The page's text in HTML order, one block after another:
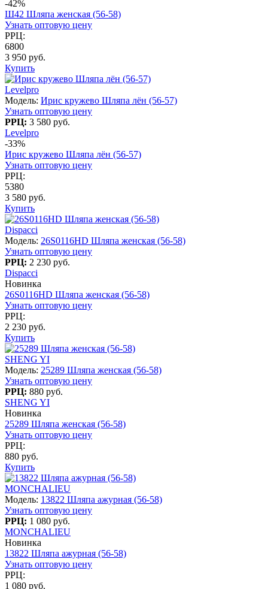
-42%
Ш42 Шляпа женская (56-58)
Узнать оптовую цену
РРЦ:
6800
3 950 руб.
Купить
Levelpro
Модель: Ирис кружево Шляпа лён (56-57)
Узнать оптовую цену
РРЦ: 3 580 руб.
Levelpro
-33%
Ирис кружево Шляпа лён (56-57)
Узнать оптовую цену
РРЦ:
5380
3 580 руб.
Купить
Dispacci
Модель: 26S0116HD Шляпа женская (56-58)
Узнать оптовую цену
РРЦ: 2 230 руб.
Dispacci
Новинка
26S0116HD Шляпа женская (56-58)
Узнать оптовую цену
РРЦ:
2 230 руб.
Купить
SHENG YI
Модель: 25289 Шляпа женская (56-58)
Узнать оптовую цену
РРЦ: 880 руб.
SHENG YI
Новинка
25289 Шляпа женская (56-58)
Узнать оптовую цену
РРЦ:
880 руб.
Купить
MONCHALIEU
Модель: 13822 Шляпа ажурная (56-58)
Узнать оптовую цену
РРЦ: 1 080 руб.
MONCHALIEU
Новинка
13822 Шляпа ажурная (56-58)
Узнать оптовую цену
РРЦ:
1 080 руб.